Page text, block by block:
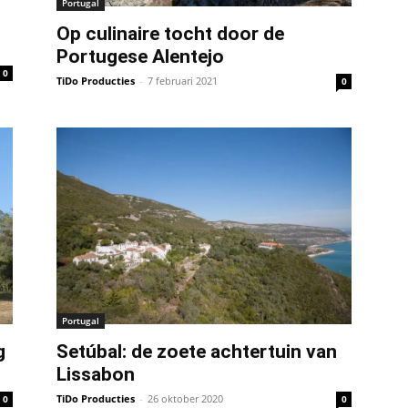
0
Portugal
Op culinaire tocht door de
Portugese Alentejo
TiDo Producties - 7 februari 2021 0
0
Portugal
Setúbal: de zoete achtertuin van
Lissabon
TiDo Producties - 26 oktober 2020 0